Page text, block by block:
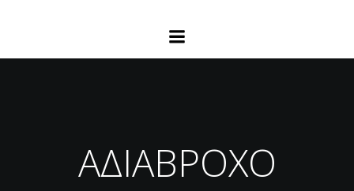
ΑΔΙΑΒΡΟΧΟ